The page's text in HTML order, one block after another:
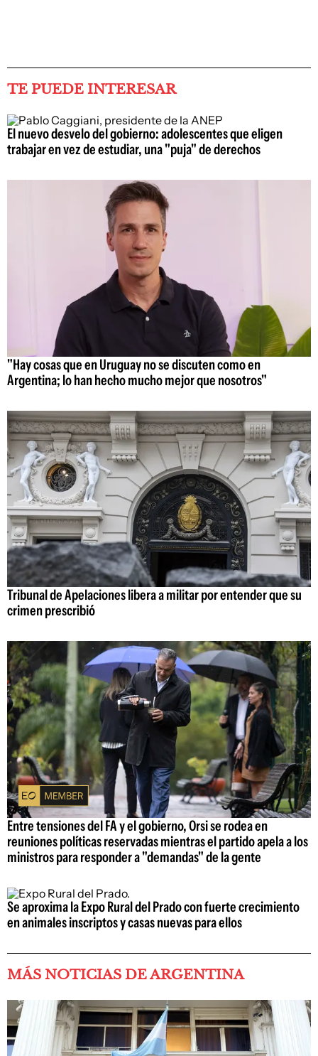
TE PUEDE INTERESAR
El nuevo desvelo del gobierno: adolescentes que eligen
trabajar en vez de estudiar, una "puja" de derechos
"Hay cosas que en Uruguay no se discuten como en
Argentina; lo han hecho mucho mejor que nosotros"
Tribunal de Apelaciones libera a militar por entender que su
crimen prescribió
Entre tensiones del FA y el gobierno, Orsi se rodea en
reuniones políticas reservadas mientras el partido apela a los
ministros para responder a "demandas" de la gente
Se aproxima la Expo Rural del Prado con fuerte crecimiento
en animales inscriptos y casas nuevas para ellos
MÁS NOTICIAS DE ARGENTINA